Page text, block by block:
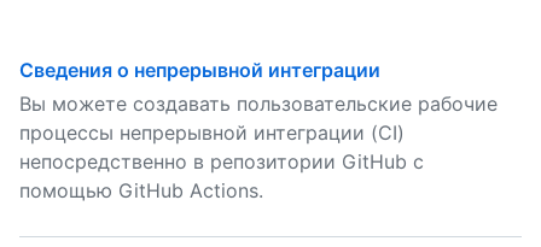
Сведения о непрерывной интеграции
Вы можете создавать пользовательские рабочие
процессы непрерывной интеграции (CI)
непосредственно в репозитории GitHub с
помощью GitHub Actions.